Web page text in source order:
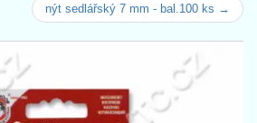
nýt sedlářský 7 mm - bal.100 ks →